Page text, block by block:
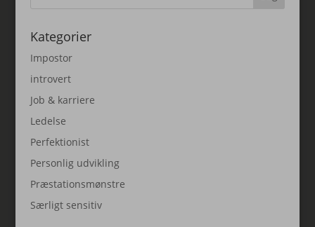
Kategorier
Impostor
introvert
Job & karriere
Ledelse
Perfektionist
Personlig udvikling
Præstationsmønstre
Særligt sensitiv